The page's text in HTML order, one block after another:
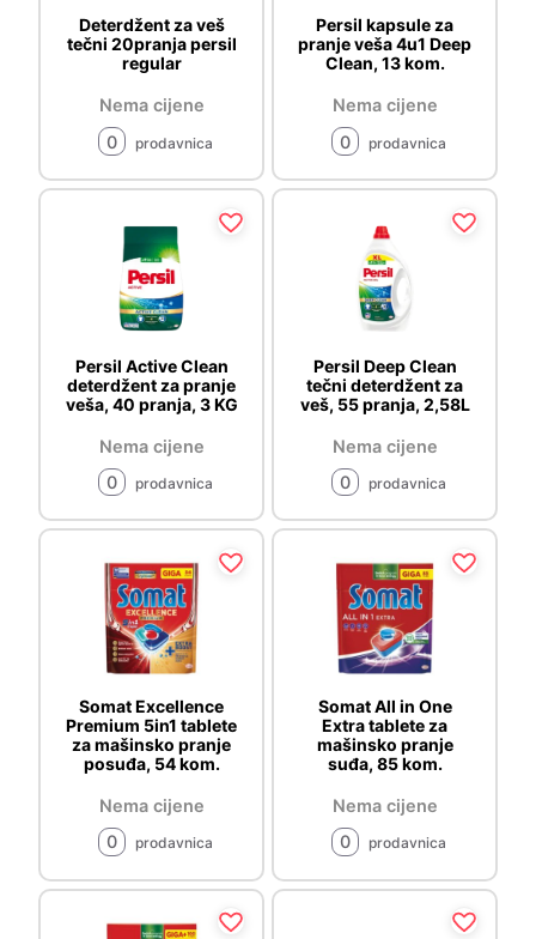
Deterdžent za veš
tečni 20pranja persil
regular
Nema cijene
0
prodavnica
Persil kapsule za
pranje veša 4u1 Deep
Clean, 13 kom.
Nema cijene
0
prodavnica
Persil Active Clean
deterdžent za pranje
veša, 40 pranja, 3 KG
Nema cijene
0
prodavnica
Persil Deep Clean
tečni deterdžent za
veš, 55 pranja, 2,58L
Nema cijene
0
prodavnica
Somat Excellence
Premium 5in1 tablete
za mašinsko pranje
posuđa, 54 kom.
Nema cijene
0
prodavnica
Somat All in One
Extra tablete za
mašinsko pranje
suđa, 85 kom.
Nema cijene
0
prodavnica